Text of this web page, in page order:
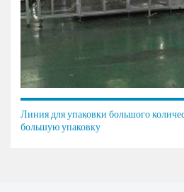
Линия для упаковки большого
большую упаковку